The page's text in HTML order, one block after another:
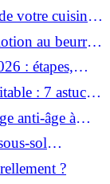
votre cuisine
au beurre
: étapes,
: 7 astuces
anti-âge à
sol
?